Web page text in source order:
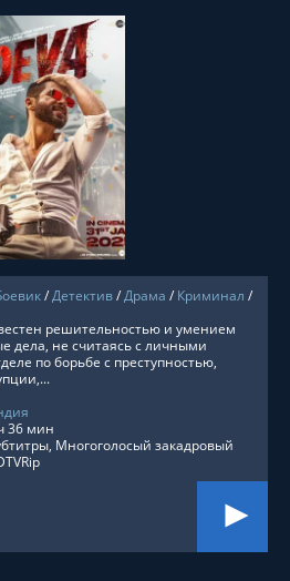
ОНЛАЙН
/Детектив/Драма / Криминал /
решительностью и умением
дела, не считаясь с личными
по борьбе с преступностью,
36 мин
Многоголосый закадровый